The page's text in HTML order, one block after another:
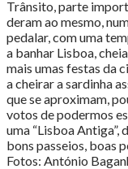
Trânsito, parte
deram ao mesmo,
pedalar, com uma
a banhar Lisboa,
mais umas festas da
a cheirar a sardinha
que se aproximam,
votos de podermos
uma “Lisboa Antiga”,
bons passeios, boas
Fotos: António